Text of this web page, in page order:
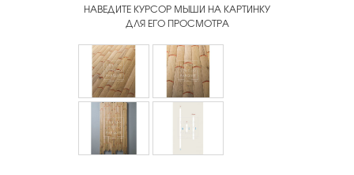
НАВЕДИТЕ КУРСОР МЫШИ НА КАРТИНКУ
ДЛЯ ЕГО ПРОСМОТРА